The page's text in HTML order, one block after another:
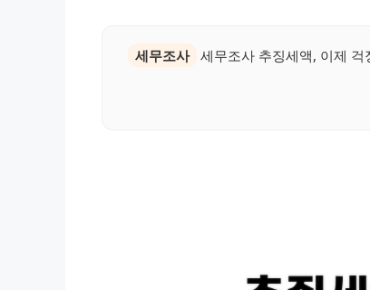
세무조사
세무조사 추징세액, 이제